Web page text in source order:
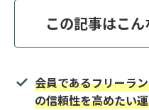
この記事はこ
会員であるフリーラ
の信頼性を高めたい